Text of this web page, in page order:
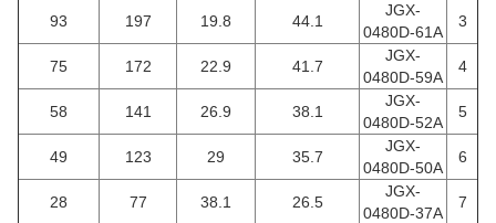
3
JGX-
0480D-61A
44.1
19.8
197
93
4
JGX-
0480D-59A
41.7
22.9
172
75
5
JGX-
0480D-52A
38.1
26.9
141
58
6
JGX-
0480D-50A
35.7
29
123
49
7
JGX-
0480D-37A
26.5
38.1
77
28